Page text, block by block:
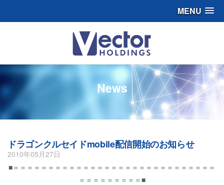
MENU
News
ドラゴンクルセイドmobile配信開始のお知らせ
2010年05月27日
■＝＝＝＝＝＝＝＝＝＝＝＝＝＝＝＝＝＝＝＝＝＝＝＝＝＝＝＝＝
＝＝＝＝＝＝＝＝＝■